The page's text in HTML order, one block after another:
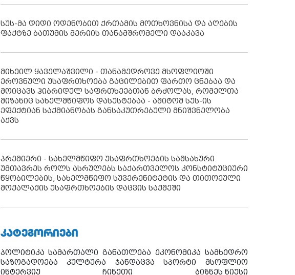
სუს-მა დიდი ოდენობით ქრთამის მოთხოვნისა და აღების
ფაქტზე ბათუმის მერიის თანამშრომელი დააკავა
მიხეილ ყაველაშვილი - თანამედროვე მსოფლიოში
ეროვნული უსაფრთხოება გაცილებით ფართო ცნებაა და
მოიცავს ჰიბრიდულ საფრთხეებთან ბრძოლას, რომელთა
მიზანიც სახელმწიფოს დასუსტებაა - ამიტომ სუს-ის
ეფექტიან საქმიანობას განსაკუთრებული მნიშვნელობა
აქვს
პრემიერი - სახელმწიფო უსაფრთხოების სამსახური
უმთავრეს როლს ასრულებს საქართველოს კონსტიტუციური
წყობილების, სახელმწიფო სუვერენიტეტის და თითოეული
მოქალაქის უსაფრთხოების დაცვის საქმეში
ᲙᲐᲢᲔᲒᲝᲠᲘᲔᲑᲘ
პოლიტიკა სამართალი განათლება ეკონომიკა სამხედრო
საზოგადოება
კულტურა ჯანდაცვა სპორტი
მსოფლიო
ინტერვიუ
ჩინეთი ბიზნეს ნიუსი